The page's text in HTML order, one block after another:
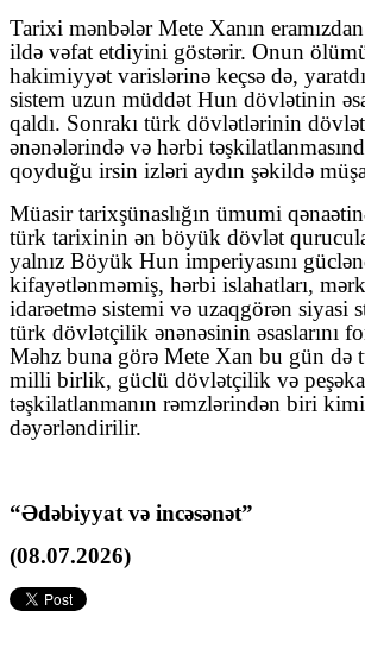
Tarixi mənbələr Mete Xanın
ildə vəfat etdiyini göstərir. Onun
hakimiyyət varislərinə keçsə də,
sistem uzun müddət Hun dövlətinin
qaldı. Sonrakı türk dövlətlərinin
ənənələrində və hərbi
qoyduğu irsin izləri aydın şəkildə
Müasir tarixşünaslığın ümumi
türk tarixinin ən böyük dövlət
yalnız Böyük Hun imperiyasını
kifayətlənməmiş, hərbi islahatları,
idarəetmə sistemi və uzaqgörən siyasi
türk dövlətçilik ənənəsinin əsaslarını
Məhz buna görə Mete Xan bu gün də
milli birlik, güclü dövlətçilik və
təşkilatlanmanın rəmzlərindən biri
dəyərləndirilir.
“Ədəbiyyat və incəsənət”
(08.07.2026)